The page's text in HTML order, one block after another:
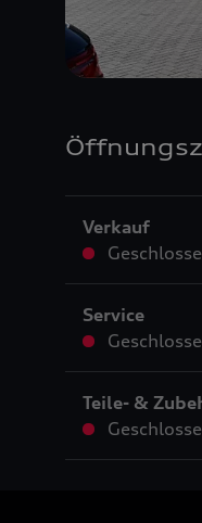
Verkauf
Service
Teile- &